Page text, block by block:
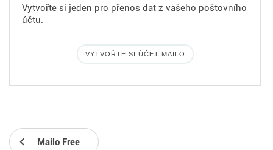
Vytvořte si jeden pro přenos dat z vašeho poštovního
účtu.
VYTVOŘTE SI ÚČET MAILO
Mailo Free